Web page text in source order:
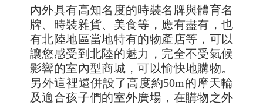
內外具有高知名度的時裝名牌與體育名
牌、時裝雜貨、美食等，應有盡有，也
有北陸地區當地特有的物產店等，可以
讓您感受到北陸的魅力，完全不受氣候
影響的室內型商城，可以愉快地購物。
另外這裡還併設了高度約50m的摩天輪
及適合孩子們的室外廣場，在購物之外